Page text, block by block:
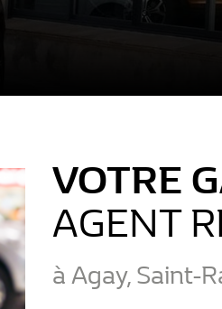
VOTRE
AGENT
à Agay, Saint-